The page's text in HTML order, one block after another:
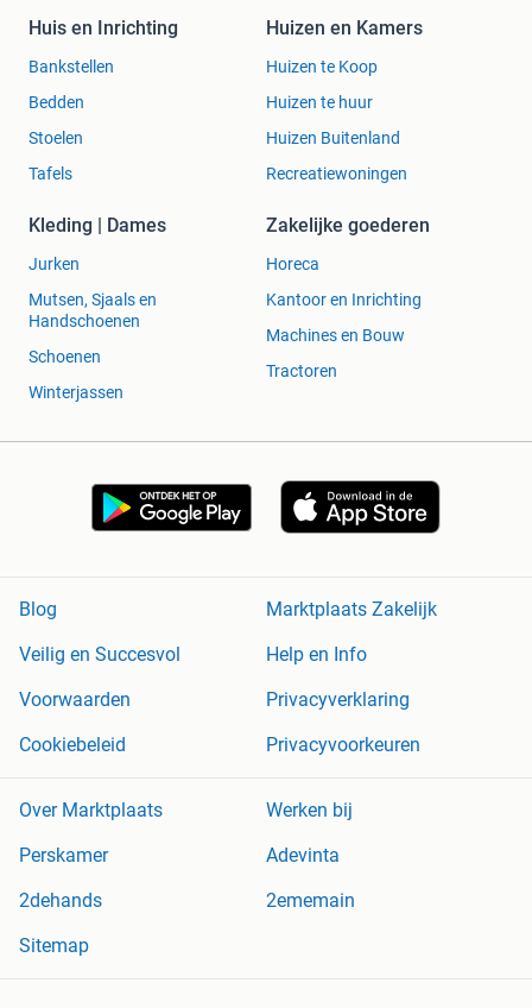
Huis en Inrichting
Bankstellen
Bedden
Stoelen
Tafels
Huizen en Kamers
Huizen te Koop
Huizen te huur
Huizen Buitenland
Recreatiewoningen
Kleding | Dames
Jurken
Mutsen, Sjaals en
Handschoenen
Schoenen
Winterjassen
Zakelijke goederen
Horeca
Kantoor en Inrichting
Machines en Bouw
Tractoren
Blog
Marktplaats Zakelijk
Veilig en Succesvol
Help en Info
Voorwaarden
Privacyverklaring
Cookiebeleid
Privacyvoorkeuren
Over Marktplaats
Werken bij
Perskamer
Adevinta
2dehands
2ememain
Sitemap